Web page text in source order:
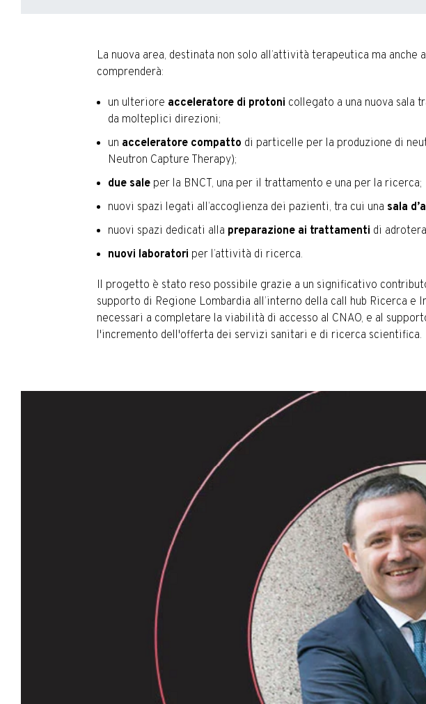
La nuova area, destinata non solo all’attività terapeutica ma anche
comprenderà:
un ulteriore acceleratore di protoni collegato a una nuova sala
da molteplici direzioni;
un acceleratore compatto di particelle per la produzione di
Neutron Capture Therapy);
due sale per la BNCT, una per il trattamento e una per la ricerca;
nuovi spazi legati all’accoglienza dei pazienti, tra cui una sala
nuovi spazi dedicati alla preparazione ai trattamenti di
nuovi laboratori per l’attività di ricerca.
Il progetto è stato reso possibile grazie a un significativo
supporto di Regione Lombardia all’interno della call hub Ricerca
necessari a completare la viabilità di accesso al CNAO, e al
l'incremento dell'offerta dei servizi sanitari e di ricerca scientifica.